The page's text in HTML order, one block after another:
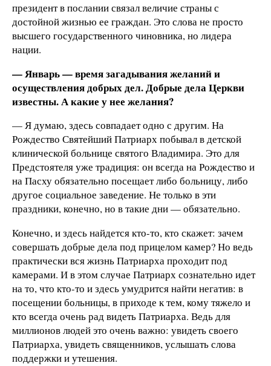
президент в послании связал величие страны с
достойной жизнью ее граждан. Это слова не просто
высшего государственного чиновника, но лидера
нации.
— Январь — время загадывания желаний и
осуществления добрых дел. Добрые дела Церкви
известны. А какие у нее желания?
— Я думаю, здесь совпадает одно с другим. На
Рождество Святейший Патриарх побывал в детской
клинической больнице святого Владимира. Это для
Предстоятеля уже традиция: он всегда на Рождество и
на Пасху обязательно посещает либо больницу, либо
другое социальное заведение. Не только в эти
праздники, конечно, но в такие дни — обязательно.
Конечно, и здесь найдется кто-то, кто скажет: зачем
совершать добрые дела под прицелом камер? Но ведь
практически вся жизнь Патриарха проходит под
камерами. И в этом случае Патриарх сознательно идет
на то, что кто-то и здесь умудрится найти негатив: в
посещении больницы, в приходе к тем, кому тяжело и
кто всегда очень рад видеть Патриарха. Ведь для
миллионов людей это очень важно: увидеть своего
Патриарха, увидеть священников, услышать слова
поддержки и утешения.